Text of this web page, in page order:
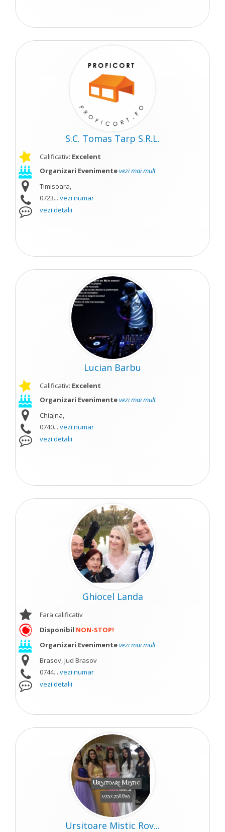
S.C. Tomas Tarp S.R.L.
Calificativ: Excelent
Organizari Evenimentevezi mai mult
Timisoara,
0723... vezi numar
vezi detalii
Lucian Barbu
Calificativ: Excelent
Organizari Evenimentevezi mai mult
Chiajna,
0740... vezi numar
vezi detalii
Ghiocel Landa
Fara calificativ
Disponibil NON-STOP!
Organizari Evenimentevezi mai mult
Brasov, Jud Brasov
0744... vezi numar
vezi detalii
Ursitoare Mistic Rov...